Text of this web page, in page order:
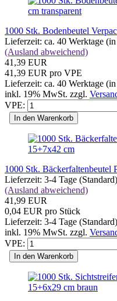
1000 Stk. Bodenbeutel
Lieferzeit: ca. 40 Werktage
(Ausland abweichend)
41,39 EUR
41,39 EUR pro VPE
Lieferzeit: ca. 40 Werktage
inkl. 19% MwSt. zzgl.
VPE:
In den Warenkorb
1000 Stk. Bäckerfaltenbeutel
Lieferzeit: 3-4 Tage (Standard)
(Ausland abweichend)
41,99 EUR
0,04 EUR pro Stück
Lieferzeit: 3-4 Tage (Standard)
inkl. 19% MwSt. zzgl.
VPE:
In den Warenkorb